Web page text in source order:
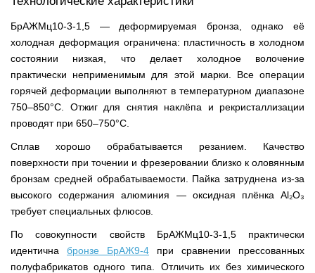
БрАЖМц10-3-1,5 — деформируемая бронза, однако её
холодная деформация ограничена: пластичность в холодном
состоянии низкая, что делает холодное волочение
практически неприменимым для этой марки. Все операции
горячей деформации выполняют в температурном диапазоне
750–850°C. Отжиг для снятия наклёпа и рекристаллизации
проводят при 650–750°C.
Сплав хорошо обрабатывается резанием. Качество
поверхности при точении и фрезеровании близко к оловянным
бронзам средней обрабатываемости. Пайка затруднена из-за
высокого содержания алюминия — оксидная плёнка Al₂O₃
требует специальных флюсов.
По совокупности свойств БрАЖМц10-3-1,5 практически
идентична бронзе БрАЖ9-4 при сравнении прессованных
полуфабрикатов одного типа. Отличить их без химического